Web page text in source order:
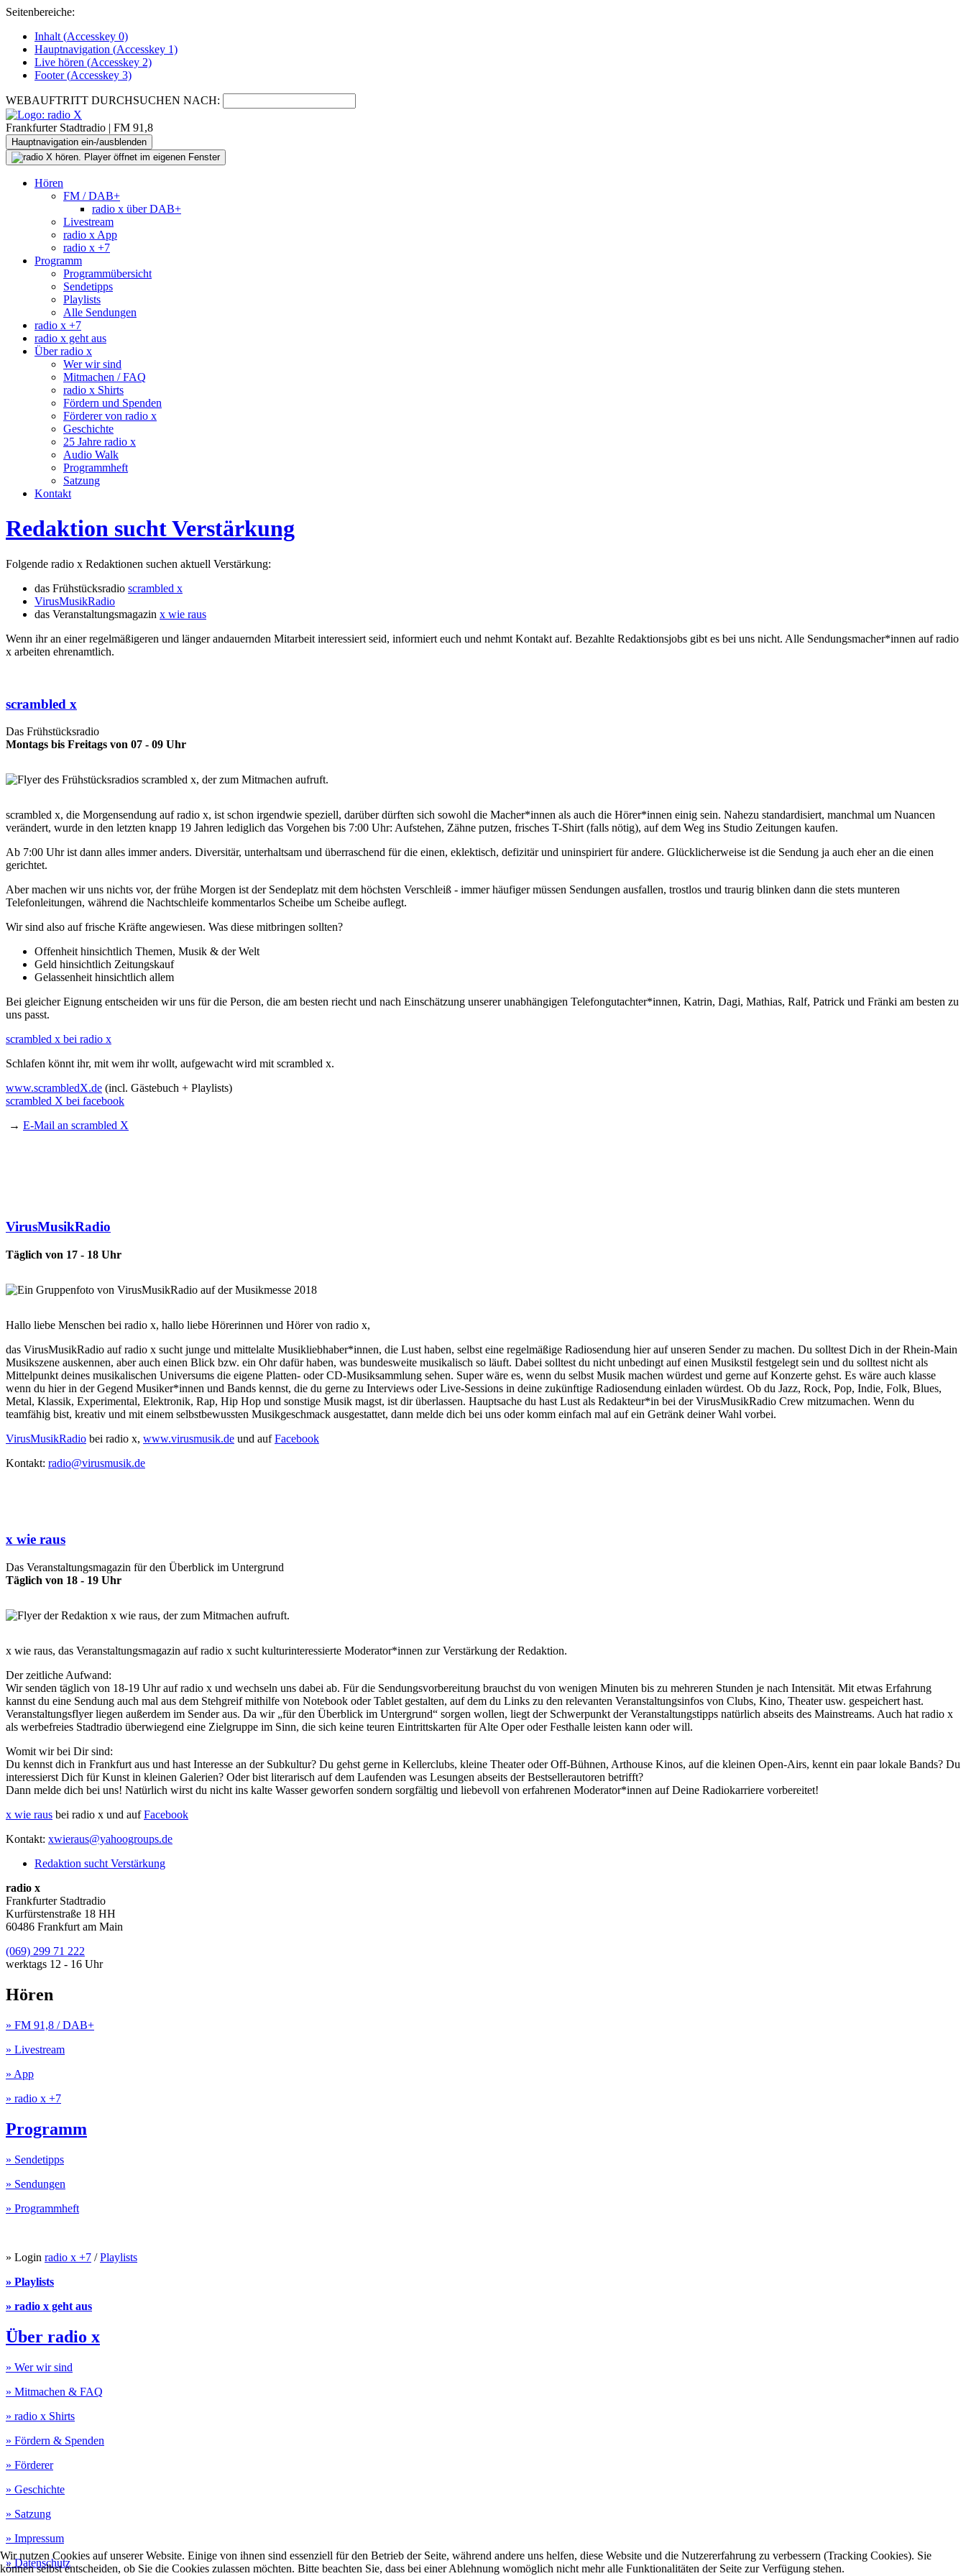
Seitenbereiche:
Inhalt (Accesskey 0)
Hauptnavigation (Accesskey 1)
Live hören (Accesskey 2)
Footer(Accesskey 3)
WEBAUFTRITT DURCHSUCHEN NACH:
Frankfurter Stadtradio | FM 91,8
Hauptnavigation ein-/ausblenden
Hören
FM / DAB+
radio x über DAB+
Livestream
radio x App
radio x +7
Programm
Programmübersicht
Sendetipps
Playlists
Alle Sendungen
radio x +7
radio x geht aus
Über radio x
Wer wir sind
Mitmachen / FAQ
radio x Shirts
Fördern und Spenden
Förderer von radio x
Geschichte
25 Jahre radio x
Audio Walk
Programmheft
Satzung
Kontakt
Redaktion sucht Verstärkung
Folgende radio x Redaktionen suchen aktuell Verstärkung:
das Frühstücksradio scrambled x
VirusMusikRadio
das Veranstaltungsmagazin x wie raus
Wenn ihr an einer regelmäßigeren und länger andauernden Mitarbeit interessiert seid, informiert euch und nehmt Kontakt auf. Bezahlte Redaktionsjobs gibt es bei uns nicht. Alle Sendungsmacher*innen auf radio
x arbeiten ehrenamtlich.
scrambled x
Das Frühstücksradio
Montags bis Freitags von 07 - 09 Uhr
scrambled x, die Morgensendung auf radio x, ist schon irgendwie speziell, darüber dürften sich sowohl die Macher*innen als auch die Hörer*innen einig sein. Nahezu standardisiert, manchmal um Nuancen
verändert, wurde in den letzten knapp 19 Jahren lediglich das Vorgehen bis 7:00 Uhr: Aufstehen, Zähne putzen, frisches T-Shirt (falls nötig), auf dem Weg ins Studio Zeitungen kaufen.
Ab 7:00 Uhr ist dann alles immer anders. Diversitär, unterhaltsam und überraschend für die einen, eklektisch, defizitär und uninspiriert für andere. Glücklicherweise ist die Sendung ja auch eher an die einen
gerichtet.
Aber machen wir uns nichts vor, der frühe Morgen ist der Sendeplatz mit dem höchsten Verschleiß - immer häufiger müssen Sendungen ausfallen, trostlos und traurig blinken dann die stets munteren
Telefonleitungen, während die Nachtschleife kommentarlos Scheibe um Scheibe auflegt.
Wir sind also auf frische Kräfte angewiesen. Was diese mitbringen sollten?
Offenheit hinsichtlich Themen, Musik & der Welt
Geld hinsichtlich Zeitungskauf
Gelassenheit hinsichtlich allem
Bei gleicher Eignung entscheiden wir uns für die Person, die am besten riecht und nach Einschätzung unserer unabhängigen Telefongutachter*innen, Katrin, Dagi, Mathias, Ralf, Patrick und Fränki am besten zu
uns passt.
scrambled x bei radio x
Schlafen könnt ihr, mit wem ihr wollt, aufgewacht wird mit scrambled x.
www.scrambledX.de (incl. Gästebuch + Playlists)
scrambled X bei facebook
→ E-Mail an scrambled X
VirusMusikRadio
Täglich von 17 - 18 Uhr
Hallo liebe Menschen bei radio x, hallo liebe Hörerinnen und Hörer von radio x,
das VirusMusikRadio auf radio x sucht junge und mittelalte Musikliebhaber*innen, die Lust haben, selbst eine regelmäßige Radiosendung hier auf unseren Sender zu machen. Du solltest Dich in der Rhein-Main
Musikszene auskennen, aber auch einen Blick bzw. ein Ohr dafür haben, was bundesweite musikalisch so läuft. Dabei solltest du nicht unbedingt auf einen Musikstil festgelegt sein und du solltest nicht als
Mittelpunkt deines musikalischen Universums die eigene Platten- oder CD-Musiksammlung sehen. Super wäre es, wenn du selbst Musik machen würdest und gerne auf Konzerte gehst. Es wäre auch klasse
wenn du hier in der Gegend Musiker*innen und Bands kennst, die du gerne zu Interviews oder Live-Sessions in deine zukünftige Radiosendung einladen würdest. Ob du Jazz, Rock, Pop, Indie, Folk, Blues,
Metal, Klassik, Experimental, Elektronik, Rap, Hip Hop und sonstige Musik magst, ist dir überlassen. Hauptsache du hast Lust als Redakteur*in bei der VirusMusikRadio Crew mitzumachen. Wenn du
teamfähig bist, kreativ und mit einem selbstbewussten Musikgeschmack ausgestattet, dann melde dich bei uns oder komm einfach mal auf ein Getränk deiner Wahl vorbei.
VirusMusikRadio bei radio x, www.virusmusik.de und aufFacebook
Kontakt: radio@virusmusik.de
x wie raus
Das Veranstaltungsmagazin für den Überblick im Untergrund
Täglich von 18 - 19 Uhr
x wie raus, das Veranstaltungsmagazin auf radio x sucht kulturinteressierte Moderator*innen zur Verstärkung der Redaktion.
Der zeitliche Aufwand:
Wir senden täglich von 18-19 Uhr auf radio x und wechseln uns dabei ab. Für die Sendungsvorbereitung brauchst du von wenigen Minuten bis zu mehreren Stunden je nach Intensität. Mit etwas Erfahrung
kannst du eine Sendung auch mal aus dem Stehgreif mithilfe von Notebook oder Tablet gestalten, auf dem du Links zu den relevanten Veranstaltungsinfos von Clubs, Kino, Theater usw. gespeichert hast.
Veranstaltungsflyer liegen außerdem im Sender aus. Da wir „für den Überblick im Untergrund“ sorgen wollen, liegt der Schwerpunkt der Veranstaltungstipps natürlich abseits des Mainstreams. Auch hat radio x
als werbefreies Stadtradio überwiegend eine Zielgruppe im Sinn, die sich keine teuren Eintrittskarten für Alte Oper oder Festhalle leisten kann oder will.
Womit wir bei Dir sind:
Du kennst dich in Frankfurt aus und hast Interesse an der Subkultur? Du gehst gerne in Kellerclubs, kleine Theater oder Off-Bühnen, Arthouse Kinos, auf die kleinen Open-Airs, kennt ein paar lokale Bands? Du
interessierst Dich für Kunst in kleinen Galerien? Oder bist literarisch auf dem Laufenden was Lesungen abseits der Bestsellerautoren betrifft?
Dann melde dich bei uns! Natürlich wirst du nicht ins kalte Wasser geworfen sondern sorgfältig und liebevoll von erfahrenen Moderator*innen auf Deine Radiokarriere vorbereitet!
x wie raus bei radio x und aufFacebook
Kontakt: xwieraus@yahoogroups.de
Redaktion sucht Verstärkung
radio x
Frankfurter Stadtradio
Kurfürstenstraße 18 HH
60486 Frankfurt am Main
(069) 299 71 222
werktags 12 - 16 Uhr
Hören
» FM 91,8 / DAB+
» Livestream
» App
» radio x +7
Programm
» Sendetipps
» Sendungen
» Programmheft
» Login radio x +7 /Playlists
» Playlists
» radio x geht aus
Über radio x
» Wer wir sind
» Mitmachen & FAQ
» radio x Shirts
» Fördern & Spenden
» Förderer
» Geschichte
» Satzung
» Impressum
» Datenschutz
Wir nutzen Cookies auf unserer Website. Einige von ihnen sind essenziell für den Betrieb der Seite, während andere uns helfen, diese Website und die Nutzererfahrung zu verbessern (Tracking Cookies). Sie
können selbst entscheiden, ob Sie die Cookies zulassen möchten. Bitte beachten Sie, dass bei einer Ablehnung womöglich nicht mehr alle Funktionalitäten der Seite zur Verfügung stehen.